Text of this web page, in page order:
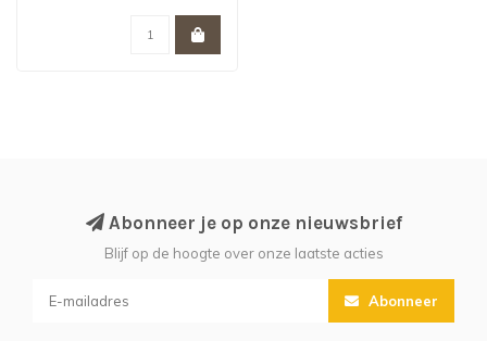
Abonneer je op onze nieuwsbrief
Blijf op de hoogte over onze laatste acties
Abonneer